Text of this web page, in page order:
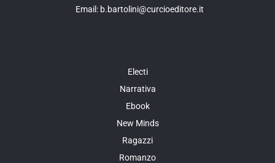
Email: b.bartolini@curcioeditore.it
Electi
Narrativa
Ebook
New Minds
Ragazzi
Romanzo